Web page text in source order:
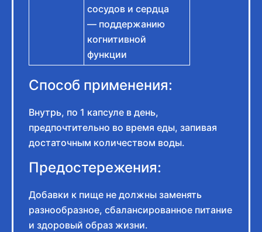
сосудов и сердца
— поддержанию
когнитивной
функции
Способ применения:
Внутрь, по 1 капсуле в день,
предпочтительно во время еды, запивая
достаточным количеством воды.
Предостережения:
Добавки к пище не должны заменять
разнообразное, сбалансированное питание
и здоровый образ жизни.